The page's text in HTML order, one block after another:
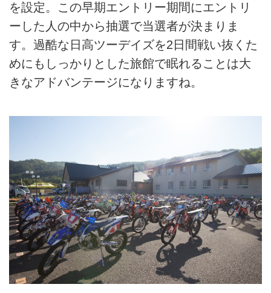
を設定。この早期エントリー期間にエントリ
ーした人の中から抽選で当選者が決まりま
す。過酷な日高ツーデイズを2日間戦い抜くた
めにもしっかりとした旅館で眠れることは大
きなアドバンテージになりますね。